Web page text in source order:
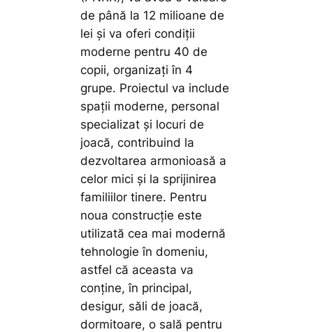
de până la 12 milioane de
lei și va oferi condiții
moderne pentru 40 de
copii, organizați în 4
grupe. Proiectul va include
spații moderne, personal
specializat și locuri de
joacă, contribuind la
dezvoltarea armonioasă a
celor mici și la sprijinirea
familiilor tinere. Pentru
noua construcție este
utilizată cea mai modernă
tehnologie în domeniu,
astfel că aceasta va
conține, în principal,
desigur, săli de joacă,
dormitoare, o sală pentru